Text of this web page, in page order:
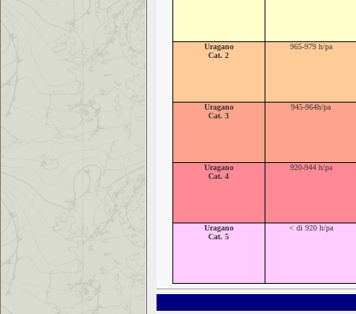
Uragano
Cat. 2
965-979 h/pa
Uragano
Cat. 3
945-964h/pa
Uragano
Cat. 4
920-944 h/pa
Uragano
Cat. 5
< di 920 h/pa